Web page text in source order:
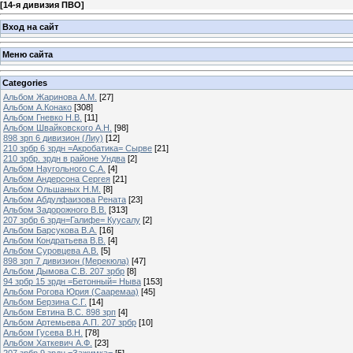
[14-я дивизия ПВО]
Вход на сайт
Меню сайта
Categories
Альбом Жаринова А.М. [27]
Альбом А.Конако [308]
Альбом Гневко Н.В. [11]
Альбом Швайковского А.Н. [98]
898 зрп 6 дивизион (Лиу) [12]
210 зрбр 6 зрдн =Акробатика= Сырве [21]
210 зрбр. зрдн в районе Ундва [2]
Альбом Наугольного С.А. [4]
Альбом Андерсона Сергея [21]
Альбом Ольшаных Н.М. [8]
Альбом Абдулфаизова Рената [23]
Альбом Задорожного В.В. [313]
207 зрбр 6 зрдн=Галифе= Куусалу [2]
Альбом Барсукова В.А. [16]
Альбом Кондратьева В.В. [4]
Альбом Суровцева А.В. [5]
898 зрп 7 дивизион (Мерекюла) [47]
Альбом Дымова С.В. 207 зрбр [8]
94 зрбр 15 зрдн =Бетонный= Ныва [153]
Альбом Рогова Юрия (Сааремаа) [45]
Альбом Берзина С.Г. [14]
Альбом Евтина В.С. 898 зрп [4]
Альбом Артемьева А.П. 207 зрбр [10]
Альбом Гусева В.Н. [78]
Альбом Хаткевич А.Ф. [23]